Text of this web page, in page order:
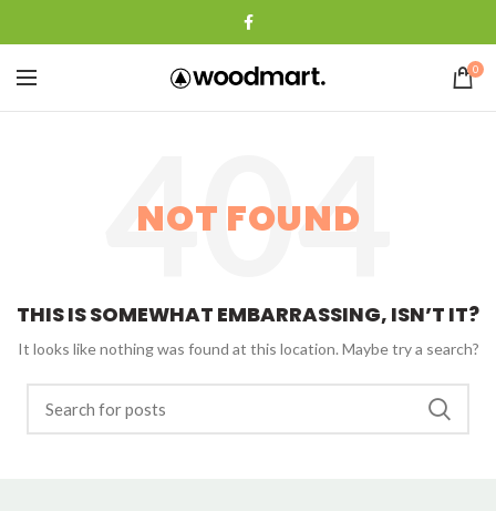
0
NOT FOUND
THIS IS SOMEWHAT EMBARRASSING, ISN’T IT?
It looks like nothing was found at this location. Maybe try a search?